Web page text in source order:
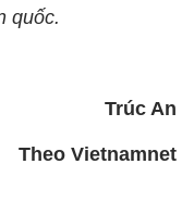
quốc.
Trúc An
Theo Vietnamnet